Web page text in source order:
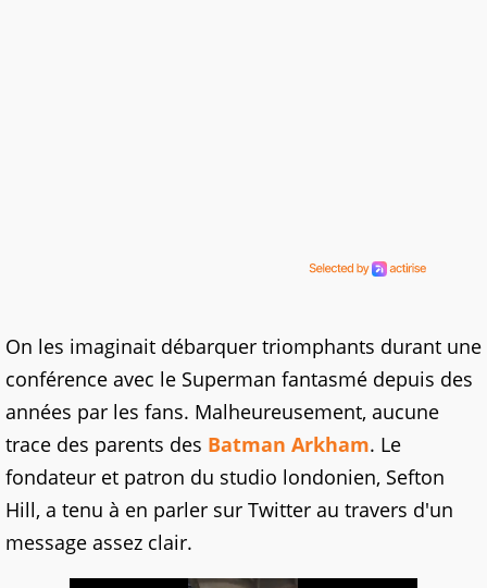
On les imaginait débarquer triomphants durant une
conférence avec le Superman fantasmé depuis des
années par les fans. Malheureusement, aucune
trace des parents des Batman Arkham. Le
fondateur et patron du studio londonien, Sefton
Hill, a tenu à en parler sur Twitter au travers d'un
message assez clair.